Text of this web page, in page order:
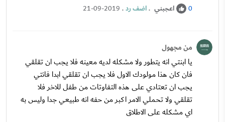
0 اعجبني .اضف رد.
21-09-2019
من مجهول
يا ابنتي انه يتطور ولا مشكله لديه معينه فلا يجب ان تقلقي
فان كان هذا مولودك الاول فلا يجب ان تقلقي ابدا فانتي
يجب ان تعتادي على هذه التفاوتات من طفل للاخر فلا
تقلقي ولا تحملي الامر اكبر من حفه انه طبيعي جدا وليس به
اي مشكله على الاطلاق